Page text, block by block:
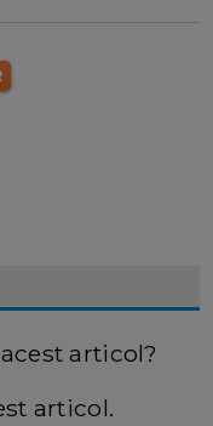
articol?
articol.